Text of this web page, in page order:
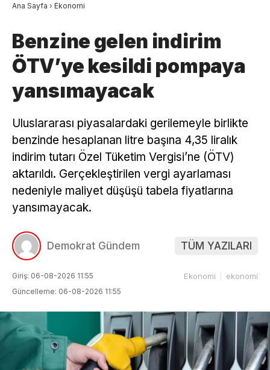
Ana Sayfa › Ekonomi
Benzine gelen indirim
ÖTV’ye kesildi pompaya
yansımayacak
Uluslararası piyasalardaki gerilemeyle birlikte
benzinde hesaplanan litre başına 4,35 liralık
indirim tutarı Özel Tüketim Vergisi’ne (ÖTV)
aktarıldı. Gerçekleştirilen vergi ayarlaması
nedeniyle maliyet düşüşü tabela fiyatlarına
yansımayacak.
Demokrat Gündem TÜM YAZILARI
Giriş: 06-08-2026 11:55
Güncelleme: 06-08-2026 11:55
Ekonomi ekonomi